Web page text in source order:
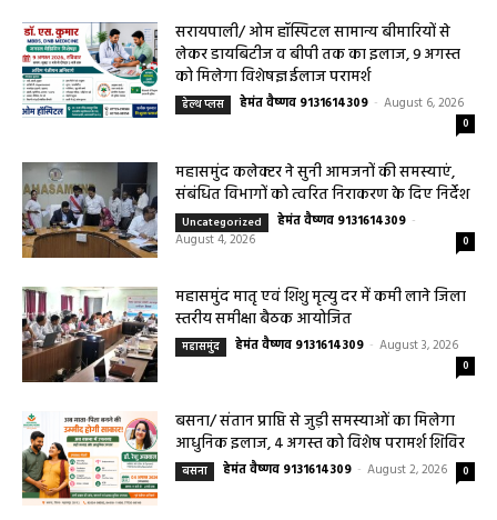
सरायपाली/ ओम हॉस्पिटल सामान्य बीमारियों से
लेकर डायबिटीज व बीपी तक का इलाज, 9 अगस्त
को मिलेगा विशेषज्ञ ईलाज परामर्श
हेल्थ प्लस हेमंत वैष्णव 9131614309 - August 6, 2026
0
महासमुंद कलेक्टर ने सुनी आमजनों की समस्याएं,
संबंधित विभागों को त्वरित निराकरण के दिए निर्देश
Uncategorized हेमंत वैष्णव 9131614309 -
August 4, 2026
0
महासमुंद मातृ एवं शिशु मृत्यु दर में कमी लाने जिला
स्तरीय समीक्षा बैठक आयोजित
महासमुंद हेमंत वैष्णव 9131614309 - August 3, 2026
0
बसना/ संतान प्राप्ति से जुड़ी समस्याओं का मिलेगा
आधुनिक इलाज, 4 अगस्त को विशेष परामर्श शिविर
बसना हेमंत वैष्णव 9131614309 - August 2, 2026 0